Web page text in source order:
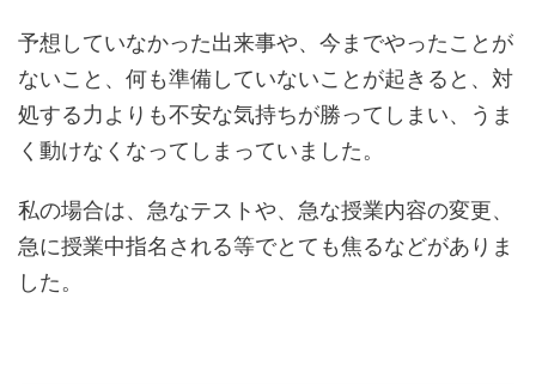
予想していなかった出来事や、今までやったことが
ないこと、何も準備していないことが起きると、対
処する力よりも不安な気持ちが勝ってしまい、うま
く動けなくなってしまっていました。
私の場合は、急なテストや、急な授業内容の変更、
急に授業中指名される等でとても焦るなどがありま
した。